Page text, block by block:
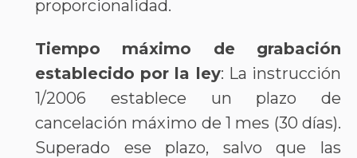
proporcionalidad.
Tiempo máximo de grabación
establecido por la ley: La instrucción
1/2006 establece un plazo de
cancelación máximo de 1 mes (30 días).
Superado ese plazo, salvo que las